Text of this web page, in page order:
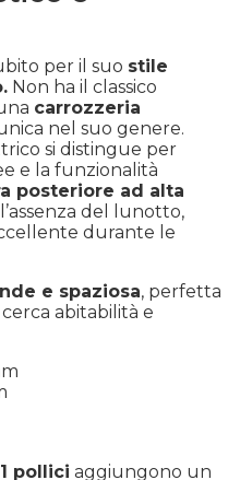
per il suo stile
Non ha il classico
carrozzeria
nel suo genere.
si distingue per
e la funzionalità
posteriore ad alta
del lunotto,
durante le
e spaziosa, perfetta
abitabilità e
pollici aggiungono un